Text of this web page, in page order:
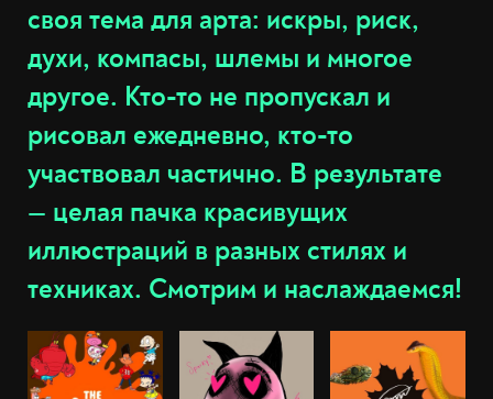
своя тема для арта: искры, риск,
духи, компасы, шлемы и многое
другое. Кто-то не пропускал и
рисовал ежедневно, кто-то
участвовал частично. В результате
— целая пачка красивущих
иллюстраций в разных стилях и
техниках. Смотрим и наслаждаемся!